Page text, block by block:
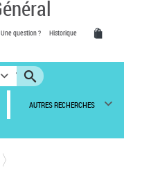
Une question ? Historique
AUTRES RECHERCHES